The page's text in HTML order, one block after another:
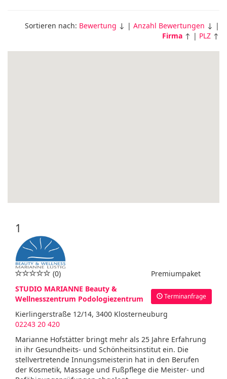
Sortieren nach: Bewertung ↓ | Anzahl Bewertungen ↓ |
Firma ↑ | PLZ ↑
1
Premiumpaket
Terminanfrage
(0)
STUDIO MARIANNE Beauty &
Wellnesszentrum Podologiezentrum
Kierlingerstraße 12/14, 3400 Klosterneuburg
02243 20 420
Marianne Hofstätter bringt mehr als 25 Jahre Erfahrung
in ihr Gesundheits- und Schönheitsinstitut ein. Die
stellvertretende Innungsmeisterin hat in den Berufen
der Kosmetik, Massage und Fußpflege die Meister- und